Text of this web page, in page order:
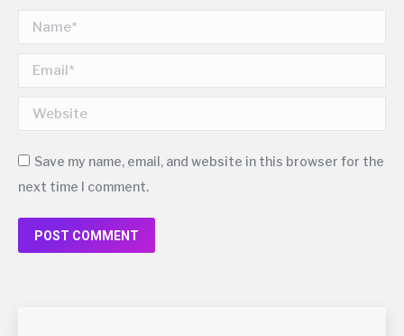
Name *
Email *
Website
Save my name, email, and website in this browser for the
next time I comment.
POST COMMENT